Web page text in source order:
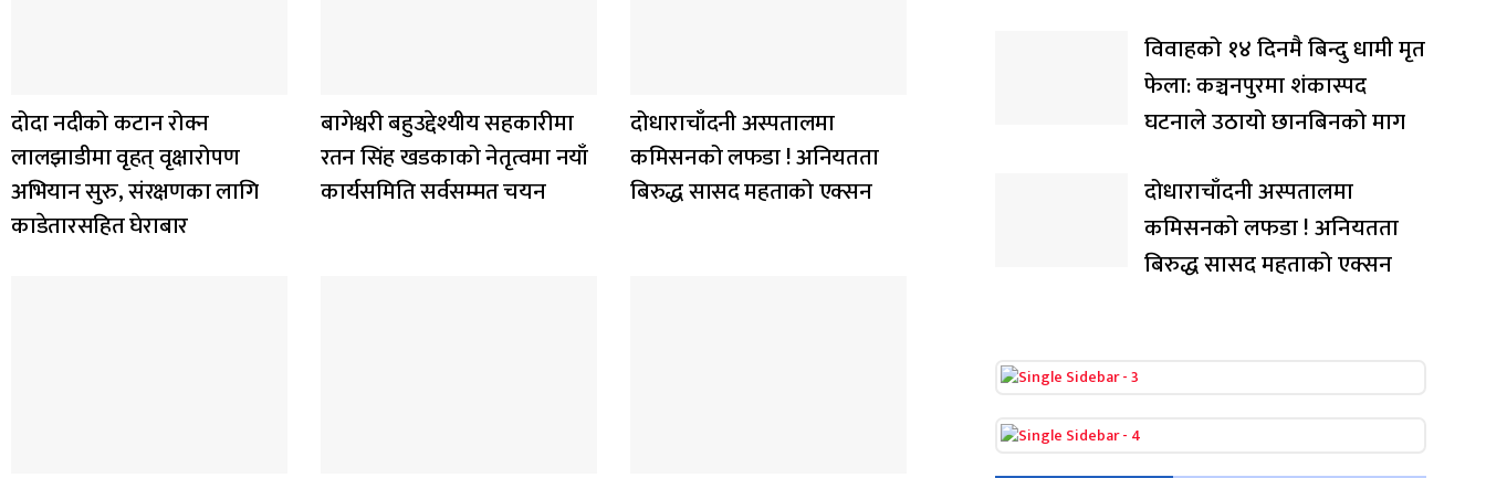
दोदा नदीको कटान रोक्न
लालझाडीमा वृहत् वृक्षारोपण
अभियान सुरु, संरक्षणका लागि
काडेतारसहित घेराबार
बागेश्वरी बहुउद्देश्यीय सहकारीमा
रतन सिंह खडकाको नेतृत्वमा नयाँ
कार्यसमिति सर्वसम्मत चयन
दोधाराचाँदनी अस्पतालमा
कमिसनको लफडा ! अनियतता
बिरुद्ध सासद महताको एक्सन
विवाहको १४ दिनमै बिन्दु धामी मृत
फेला: कञ्चनपुरमा शंकास्पद
घटनाले उठायो छानबिनको माग
दोधाराचाँदनी अस्पतालमा
कमिसनको लफडा ! अनियतता
बिरुद्ध सासद महताको एक्सन